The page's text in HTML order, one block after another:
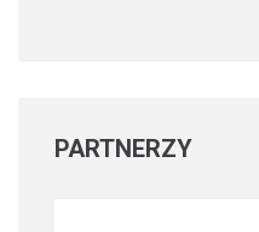
PARTNERZY